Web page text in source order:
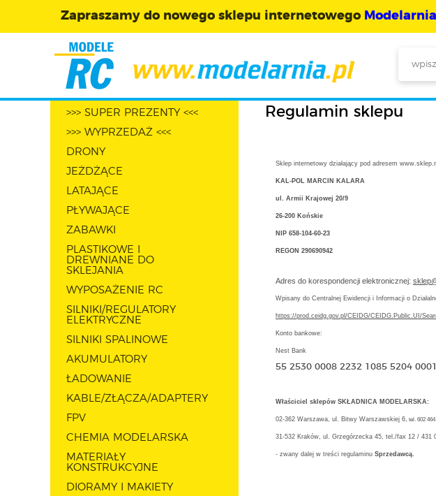
Zapraszamy do nowego sklepu internetowego
>>> SUPER PREZENTY <<<
>>> WYPRZEDAŻ <<<
DRONY
JEŻDŻĄCE
LATAJĄCE
PŁYWAJĄCE
ZABAWKI
PLASTIKOWE I
DREWNIANE DO
SKLEJANIA
WYPOSAŻENIE RC
SILNIKI/REGULATORY
ELEKTRYCZNE
SILNIKI SPALINOWE
AKUMULATORY
ŁADOWANIE
KABLE/ZŁĄCZA/ADAPTERY
FPV
CHEMIA MODELARSKA
MATERIAŁY
KONSTRUKCYJNE
DIORAMY I MAKIETY
Regulamin sklepu
Sklep internetowy działający pod adresem
KAL-POL MARCIN KALARA
ul. Armii Krajowej 20/9
26-200 Końskie
NIP 658-104-60-23
REGON 290690942
Adres do korespondencji elektronicznej:
Wpisany do Centralnej Ewidencji i Informacji o
https://prod.ceidg.gov.pl/CEIDG/CEIDG.Public.UI/
Konto bankowe:
Nest Bank
55 2530 0008 2232 1085 5204 0001
Właściciel sklepów SKŁADNICA MODELARSKA:
02-362 Warszawa, ul. Bitwy Warszawskiej 6, tel. 602
31-532 Kraków, ul. Grzegórzecka 45, tel./fax 12 / 431
- zwany dalej w treści regulaminu Sprzedawcą.